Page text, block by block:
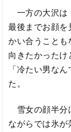
一方の大沢は
最後までお顔を
かい合うこと
向きたかったけ
「冷たい男な
た。
雪女の顔半分
ながらでは氷